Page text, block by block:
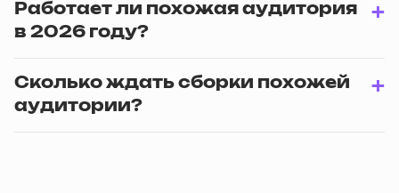
Работает ли похожая аудитория
в 2026 году?
Сколько ждать сборки похожей
аудитории?